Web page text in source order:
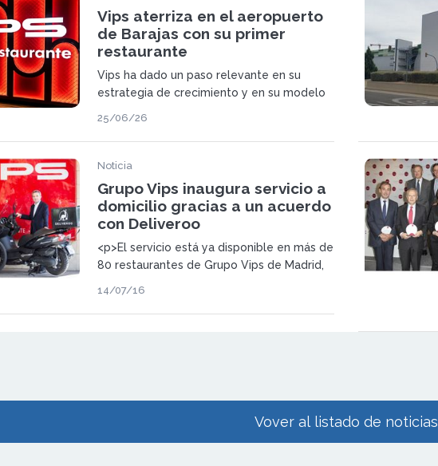
Vips aterriza en el aeropuerto
de Barajas con su primer
restaurante
Vips ha dado un paso relevante en su
estrategia de crecimiento y en su modelo
aeropuerto Adolfo Suárez Madrid‑Barajas.
La marca estrena presencia en el entorno
aeroportuario.
25/06/26
Noticia
Grupo Vips inaugura servicio a
domicilio gracias a un acuerdo
con Deliveroo
<p>El servicio está ya disponible en más de
80 restaurantes de Grupo Vips de Madrid,
</p>
14/07/16
Vover al listado de noticias